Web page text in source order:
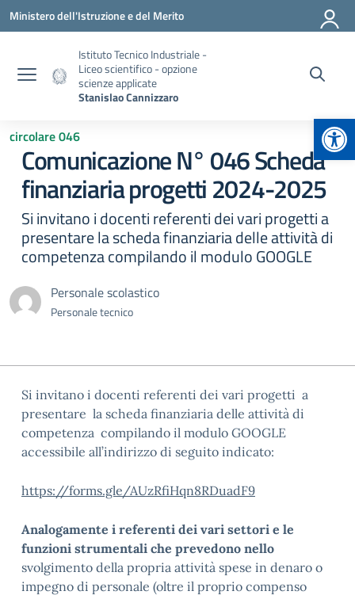
Vai ai contenuti
Vai al menu di navigazione
Vai al footer
Ministero dell'Istruzione e del Merito
Istituto Tecnico Industriale -
Liceo scientifico - opzione
scienze applicate
Stanislao Cannizzaro
circolare 046
Comunicazione N° 046 Scheda
finanziaria progetti 2024-2025
Si invitano i docenti referenti dei vari progetti a
presentare la scheda finanziaria delle attività di
competenza compilando il modulo GOOGLE
Personale scolastico
Personale tecnico
Si invitano i docenti referenti dei vari progetti a
presentare la scheda finanziaria delle attività di
competenza compilando il modulo GOOGLE
accessibile all’indirizzo di seguito indicato:
https://forms.gle/AUzRfiHqn8RDuadF9
Analogamente i referenti dei vari settori e le
funzioni strumentali che prevedono nello
svolgimento della propria attività spese in denaro o
impegno di personale (oltre il proprio compenso